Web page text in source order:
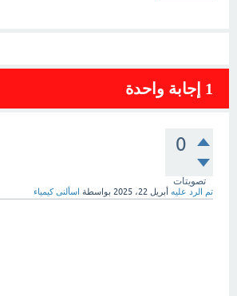
1 إجابة واحدة
0
تصويتات
تم الرد عليه أبريل 22، 2025 بواسطة اسألنى كيمياء